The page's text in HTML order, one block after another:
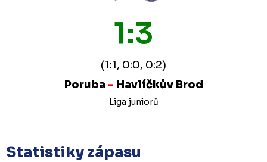
1:3
(1:1, 0:0, 0:2)
Poruba - Havlíčkův Brod
Liga juniorů
Statistiky zápasu